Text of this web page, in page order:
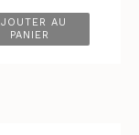
AU
PANIER